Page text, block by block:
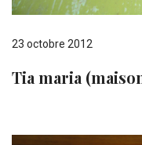
Tia maria
23 octobre 2012